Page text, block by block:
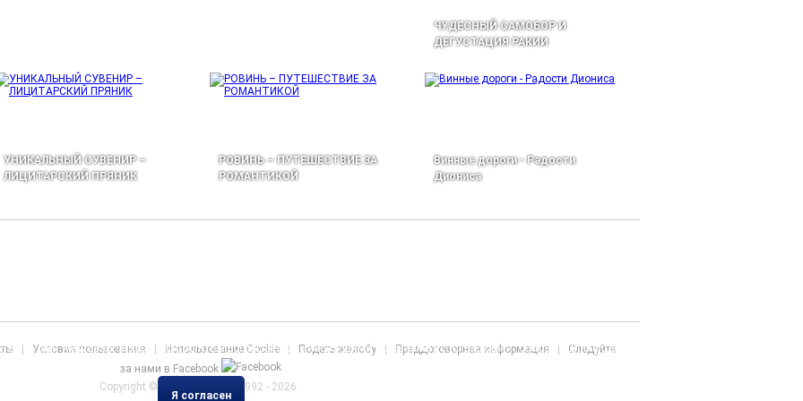
ЧУДЕСНЫЙ САМОБОР И
ДЕГУСТАЦИЯ РАКИИ
УНИКАЛЬНЫЙ СУВЕНИР –
ЛИЦИТАРСКИЙ ПРЯНИК
РОВИНЬ – ПУТЕШЕСТВИЕ ЗА
РОМАНТИКОЙ
Винные дороги - Радости
Диониса
веб-сайт www.destinationadriatic.com, Вы соглашаетесь с настоящими условиями использования "cookies". Для продолжения использования веб-сайта
Я согласен
Условия пользования Использование Cookie | Подать жалобу | Преддоговорная информация | Следуйте
за нами в Facebook
Copyright ©
, 1992 - 2026 .